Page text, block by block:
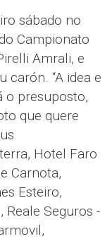
sábado no
Campionato
Amrali, e
carón. “A idea e
o presuposto,
que quere
Hotel Faro
Carnota,
Esteiro,
Reale Seguros -